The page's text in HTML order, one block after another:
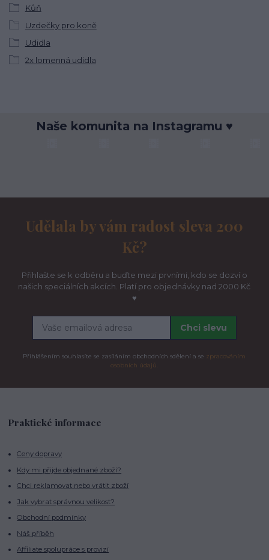
Kůň
Uzdečky pro koně
Udidla
2x lomenná udidla
Naše komunita na Instagramu ♥
Udělala by vám radost sleva 200
Kč?
Přihlašte se k odběru a buďte mezi prvními, kdo se dozví o
našich speciálních akcích. Platí pro objednávky nad 2000 Kč
♥
Chci slevu
Přihlášením souhlasíte se zasíláním obchodních sdělení a se zpracováním
osobních údajů.
Praktické informace
Ceny dopravy
Kdy mi přijde objednané zboží?
Chci reklamovat nebo vrátit zboží
Jak vybrat správnou velikost?
Obchodní podmínky
Náš příběh
Affiliate spolupráce s provizí